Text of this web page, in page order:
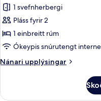
rúm
fyrir
Superior-
herbergi
-
einbreitt
1 svefnherbergi
Pláss fyrir 2
1 einbreitt rúm
Ókeypis snúrutengt
Nánari upplýsingar
Nánari
herbergi